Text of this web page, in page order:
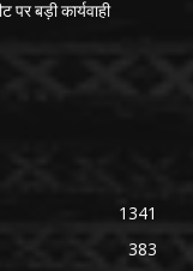
पर बड़ी कार्यवाही
1341
383